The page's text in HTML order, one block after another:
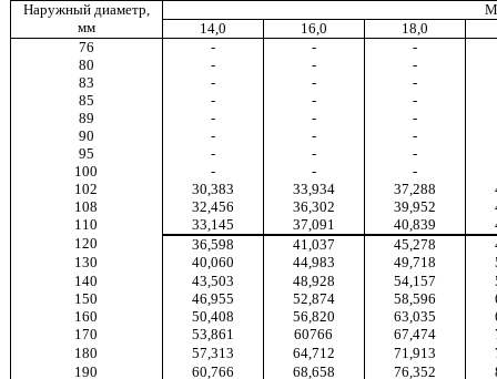
Наружный диаметр,
мм
14,0
16,0
18,0
76
- -
-
80
- -
-
83
- -
-
85
- -
-
89
- -
-
90
- -
-
95
- -
-
100
- -
-
102
30,383 33,934 37,288
108
32,456 36,302 39,952
110
33,145 37,091 40,839
120
36,598 41,037 45,278
130
40,060 44,983 49,718
140
43,503 48,928 54,157
150
46,955 52,874 58,596
160
50,408 56,820 63,035
170
53,861 60766 67,474
180
57,313 64,712 71,913
190
60,766 68,658 76,352